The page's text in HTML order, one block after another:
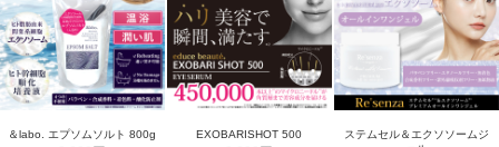
＆labo. エプソムソルト 800g EXOBARISHOT 500
ステムセル＆エクソソームジ